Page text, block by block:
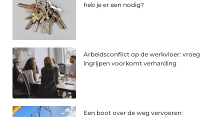
heb je er een nodig?
Arbeidsconflict op de werkvloer: vroeg
ingrijpen voorkomt verharding
Een boot over de weg vervoeren: